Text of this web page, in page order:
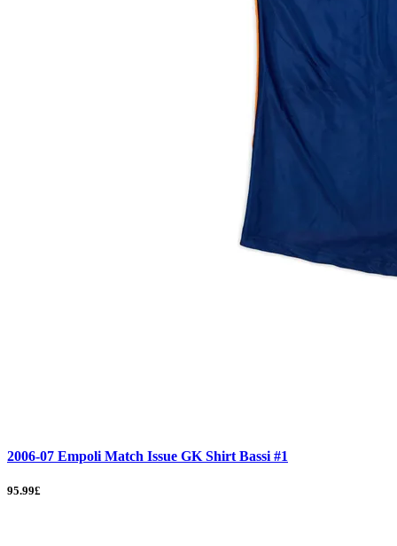
2006-07 Empoli Match Issue GK Shirt Bassi #1
95.99£